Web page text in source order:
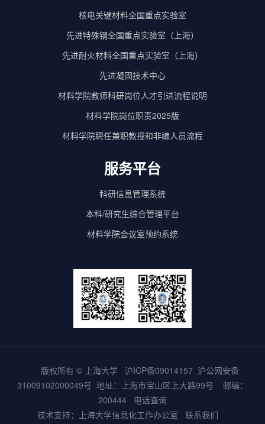
核电关键材料全国重点实验室
先进特殊钢全国重点实验室（上海）
先进耐火材料全国重点实验室（上海）
先进凝固技术中心
材料学院教师科研岗位人才引进流程说明
材料学院岗位职责2025版
材料学院聘任兼职教授和非编人员流程
服务平台
科研信息管理系统
本科/研究生综合管理平台
材料学院会议室预约系统
版权所有 ©上海大学 沪ICP备09014157 沪公网安备
31009102000049号 地址：上海市宝山区上大路99号 邮编：
200444 电话查询
技术支持：
上海大学信息化工作办公室 联系我们